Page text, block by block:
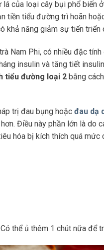
lá của loại cây bụi phổ biến
tiền tiểu đường trì hoãn
khả năng giảm sự tiến triển
Nam Phi, có nhiều đặc
insulin và tăng tiết
tiểu đường loại 2 bằng
trị đau bụng hoặc đau dạ
Điều này phần lớn là do
hóa bị kích thích quá
thể ủ thêm 1 chút nữa để